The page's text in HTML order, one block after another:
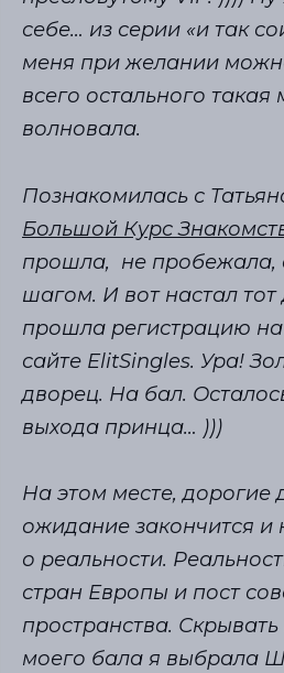
себе… из серии «и так
меня при желании
всего остального
волновала.
Познакомилась с
Большой Курс
прошла, не пробежала,
шагом. И вот настал тот
прошла регистрацию
сайте ElitSingles. Ура!
дворец. На бал.
выхода принца… )))
На этом месте, дорогие
ожидание закончится и
о реальности.
стран Европы и пост
пространства.
моего бала я выбрала